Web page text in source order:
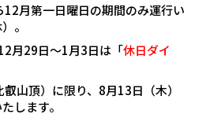
月第一日曜日の期間のみ運行い
。
月29日～1月3日は「休日ダイ
山頂）に限り、8月13日（木）
します。